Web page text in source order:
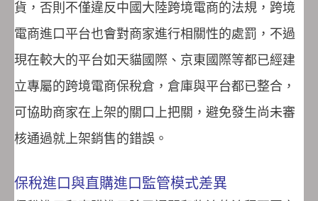
貨，否則不僅違反中國大陸跨境電商的法規，跨境
電商進口平台也會對商家進行相關性的處罰，不過
現在較大的平台如天貓國際、京東國際等都已經建
立專屬的跨境電商保稅倉，倉庫與平台都已整合，
可協助商家在上架的關口上把關，避免發生尚未審
核通過就上架銷售的錯誤。
保稅進口與直購進口監管模式差異